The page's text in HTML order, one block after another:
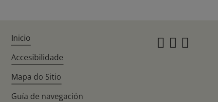
Inicio
Accesibilidade
Mapa do Sitio
Guía de navegación